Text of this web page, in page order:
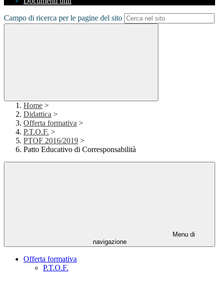
Campo di ricerca per le pagine del sito
Home >
Didattica >
Offerta formativa >
P.T.O.F. >
PTOF 2016/2019 >
Patto Educativo di Corresponsabilità
Menu di
navigazione
Offerta formativa
P.T.O.F.